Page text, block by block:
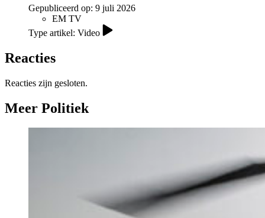
Gepubliceerd op: 9 juli 2026
EM TV
Type artikel: Video
Reacties
Reacties zijn gesloten.
Meer Politiek